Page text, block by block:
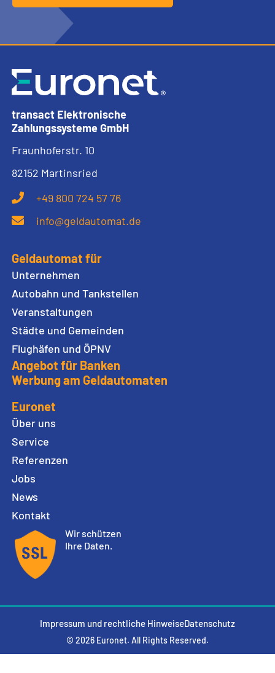
transact Elektronische
Zahlungssysteme GmbH
Fraunhoferstr. 10
82152 Martinsried
+49 800 724 57 76
info@geldautomat.de
Geldautomat für
Unternehmen
Autobahn und Tankstellen
Veranstaltungen
Städte und Gemeinden
Flughäfen und ÖPNV
Angebot für Banken
Werbung am Geldautomaten
Euronet
Über uns
Service
Referenzen
Jobs
News
Kontakt
Wir schützen
Ihre Daten.
© 2026 Euronet. All Rights Reserved.
Impressum und rechtliche HinweiseDatenschutz